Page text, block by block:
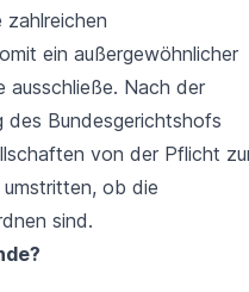
ein außergewöhnlicher
ausschließe. Nach der
des Bundesgerichtshofs
von der Pflicht
ob die
sind.